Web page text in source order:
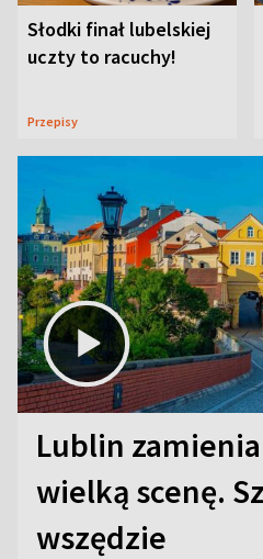
Słodki finał lubelskiej
uczty to racuchy!
Przepisy
Lublin
wielką scenę.
wszędzie